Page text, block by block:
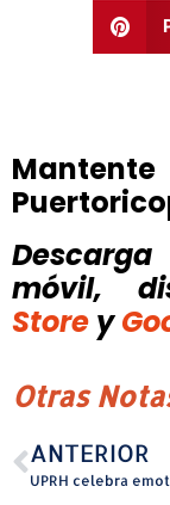
móvil,
Store y
Otras
ANTERIOR